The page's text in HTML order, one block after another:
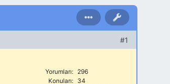
#1
Yorumları: 296
Konuları: 34